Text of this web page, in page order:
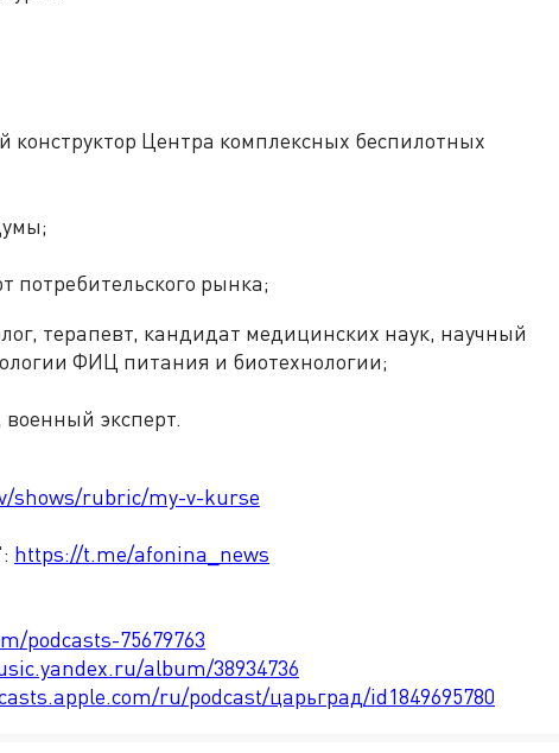
Центра комплексных беспилотных
потребительского рынка;
терапевт, кандидат медицинских наук, научный
ФИЦ питания и биотехнологии;
эксперт.
shows/rubric/my-v-kurse
https://t.me/afonina_news
podcasts-75679763
album/38934736
ru/podcast/царьград/id1849695780